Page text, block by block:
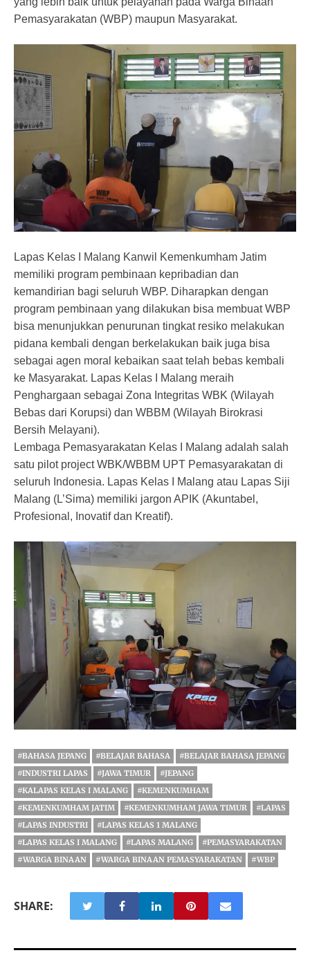
Pemasyarakatan (WBP) maupun Masyarakat.
Lapas Kelas I Malang Kanwil Kemenkumham Jatim
memiliki program pembinaan kepribadian dan
kemandirian bagi seluruh WBP. Diharapkan dengan
program pembinaan yang dilakukan bisa membuat WBP
bisa menunjukkan penurunan tingkat resiko melakukan
pidana kembali dengan berkelakukan baik juga bisa
sebagai agen moral kebaikan saat telah bebas kembali
ke Masyarakat. Lapas Kelas I Malang meraih
Penghargaan sebagai Zona Integritas WBK (Wilayah
Bebas dari Korupsi) dan WBBM (Wilayah Birokrasi
Bersih Melayani).
Lembaga Pemasyarakatan Kelas I Malang adalah salah
satu pilot project WBK/WBBM UPT Pemasyarakatan di
seluruh Indonesia. Lapas Kelas I Malang atau Lapas Siji
Malang (L’Sima) memiliki jargon APIK (Akuntabel,
Profesional, Inovatif dan Kreatif).
#BAHASA JEPANG #BELAJAR BAHASA
#BELAJAR BAHASA JEPANG
#INDUSTRI LAPAS
#JAWA TIMUR
#JEPANG
#KALAPAS KELAS I MALANG
#KEMENKUMHAM
#KEMENKUMHAM JATIM
#KEMENKUMHAM JAWA TIMUR
#LAPAS
#LAPAS INDUSTRI
#LAPAS KELAS 1 MALANG
#LAPAS KELAS I MALANG
#LAPAS MALANG
#PEMASYARAKATAN
#WARGA BINAAN
#WARGA BINAAN PEMASYARAKATAN #WBP
SHARE: